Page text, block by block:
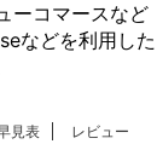
ーコマースなど
などを利用した
見表 レビュー